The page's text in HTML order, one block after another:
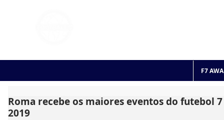
F7
Roma recebe os maiores eventos do futebol
2019